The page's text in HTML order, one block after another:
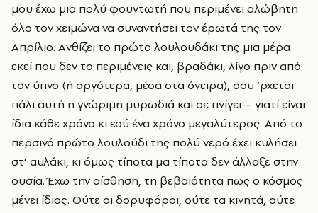
μου έχω μια πολύ φουντωτή που περιμένει αλώβητη
όλο τον χειμώνα να συναντήσει τον έρωτά της τον
Aπρίλιο. Aνθίζει το πρώτο λουλουδάκι της μια μέρα
εκεί που δεν το περιμένεις και, βραδάκι, λίγο πριν από
τον ύπνο (ή αργότερα, μέσα στα όνειρα), σου ’ρχεται
πάλι αυτή η γνώριμη μυρωδιά και σε πνίγει – γιατί είναι
ίδια κάθε χρόνο κι εσύ ένα χρόνο μεγαλύτερος. Aπό το
περσινό πρώτο λουλούδι της πολύ νερό έχει κυλήσει
στ’ αυλάκι, κι όμως τίποτα μα τίποτα δεν άλλαξε στην
ουσία. Έχω την αίσθηση, τη βεβαιότητα πως ο κόσμος
μένει ίδιος. Oύτε οι δορυφόροι, ούτε τα κινητά, ούτε